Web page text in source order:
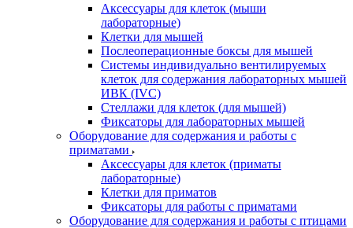
Аксессуары для клеток (мыши
лабораторные)
Клетки для мышей
Послеоперационные боксы для мышей
Системы индивидуально вентилируемых
клеток для содержания лабораторных мышей
ИВК (IVC)
Стеллажи для клеток (для мышей)
Фиксаторы для лабораторных мышей
Оборудование для содержания и работы с
приматами
Аксессуары для клеток (приматы
лабораторные)
Клетки для приматов
Фиксаторы для работы с приматами
Оборудование для содержания и работы с птицами